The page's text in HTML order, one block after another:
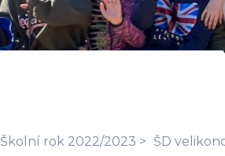
Školní rok 2022/2023 ŠD